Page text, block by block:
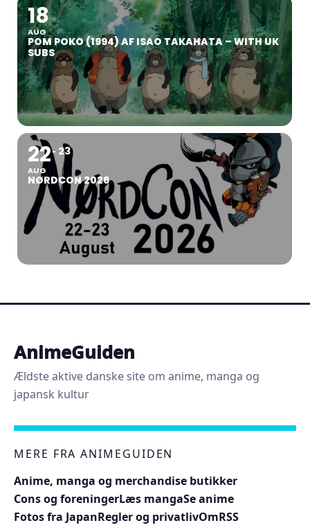
18
AUG
POM POKO (1994) AF ISAO TAKAHATA – WITH UK
SUBS
22
AUG
23
NØRDCON 2026
AnimeGuiden
Ældste aktive danske site om anime, manga og
japansk kultur
MERE FRA ANIMEGUIDEN
Anime, manga og merchandise butikker
Cons og foreningerLæs mangaSe anime
Fotos fra JapanRegler og privatlivOmRSS